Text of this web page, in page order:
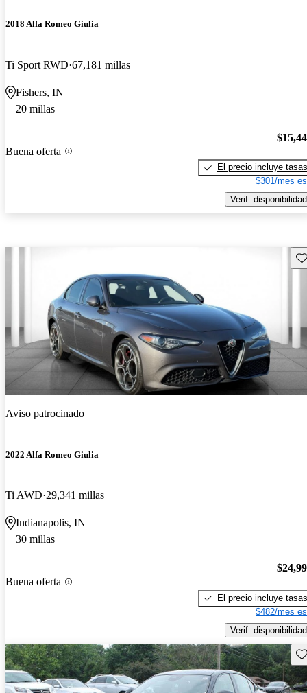
2018 Alfa Romeo Giulia
Ti Sport RWD 67,181 millas
Fishers, IN
20 millas
Buena oferta
El precio incluye tasas
$301/mes
Verif. disponibilidad
Aviso patrocinado
2022 Alfa Romeo Giulia
Ti AWD 29,341 millas
Indianapolis, IN
30 millas
Buena oferta
El precio incluye tasas
$482/mes
Verif. disponibilidad